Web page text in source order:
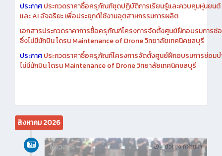
ประกาศประกวดราคาซื้อครุภัณฑ์ชุดปฏิบัติการเรียนรู้และควบคุมหุ่นยน
และ AI อัจฉริยะ เพื่อประยุกต์ใช้งานอุตสาหกรรมการผลิต
เอกสารประกวดราคาการซื้อครุภัณฑ์โครงการจัดตั้งศูนย์ฝึกอบรมการซ่
ซึ่งไม่มีนักบิน โดรน Maintenance of Drone วิทยาลัยเทคนิคชลบุรี
ประกาศประกวดราคาซื้อครุภัณฑ์โครงการจัดตั้งศูนย์ฝึกอบรมการซ่อมบ
ไม่มีนักบิน โดรน Maintenance of Drone วิทยาลัยเทคนิคชลบุรี
สิงหาคม 2026
4 ชั่วโมง ที่ผ่านมา
ข่าวสาร